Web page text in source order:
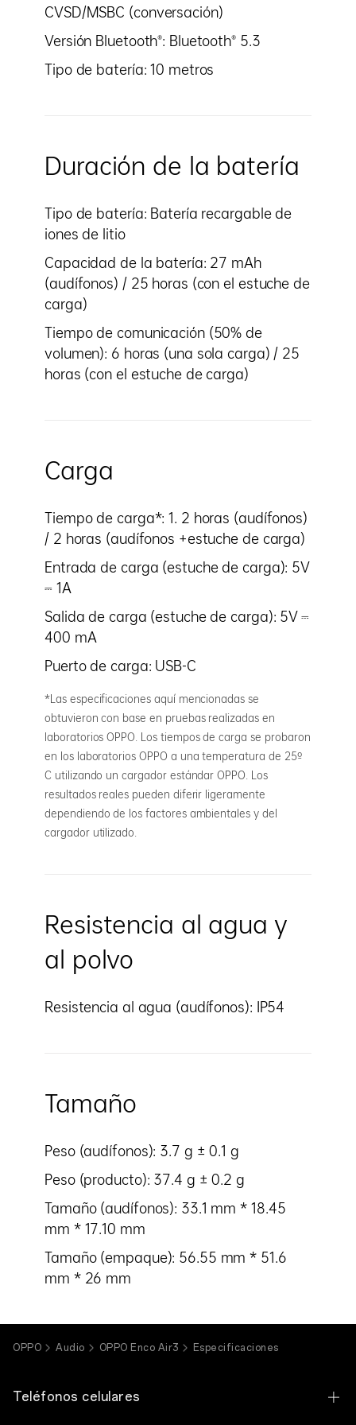
CVSD/MSBC (conversación)
Versión Bluetooth®: Bluetooth® 5.3
Tipo de batería: 10 metros
Duración de la batería
Tipo de batería: Batería recargable de
iones de litio
Capacidad de la batería: 27 mAh
(audífonos) / 25 horas (con el estuche de
carga)
Tiempo de comunicación (50% de
volumen): 6 horas (una sola carga) / 25
horas (con el estuche de carga)
Carga
Tiempo de carga*: 1. 2 horas (audífonos)
/ 2 horas (audífonos +estuche de carga)
Entrada de carga (estuche de carga): 5V
⎓ 1A
Salida de carga (estuche de carga): 5V ⎓
400 mA
Puerto de carga: USB-C
*Las especificaciones aquí mencionadas se
obtuvieron con base en pruebas realizadas en
laboratorios OPPO. Los tiempos de carga se probaron
en los laboratorios OPPO a una temperatura de 25º
C utilizando un cargador estándar OPPO. Los
resultados reales pueden diferir ligeramente
dependiendo de los factores ambientales y del
cargador utilizado.
Resistencia al agua y
al polvo
Resistencia al agua (audífonos): IP54
Tamaño
Peso (audífonos): 3.7 g ± 0.1 g
Peso (producto): 37.4 g ± 0.2 g
Tamaño (audífonos): 33.1 mm * 18.45
mm * 17.10 mm
Tamaño (empaque): 56.55 mm * 51.6
mm * 26 mm
OPPO Audio OPPO Enco Air3 Especificaciones
Teléfonos celulares